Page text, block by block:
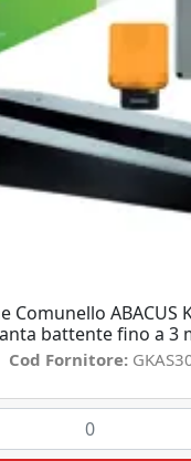
Comunello ABACUS
battente fino a 3
Cod Fornitore: